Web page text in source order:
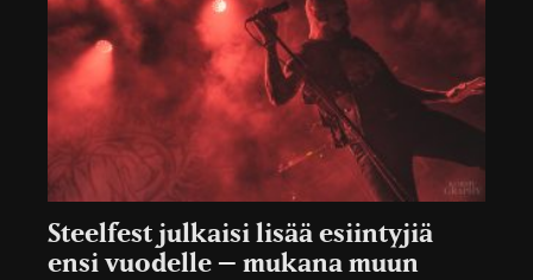
Steelfest julkaisi lisää esiintyjiä
ensi vuodelle – mukana muun